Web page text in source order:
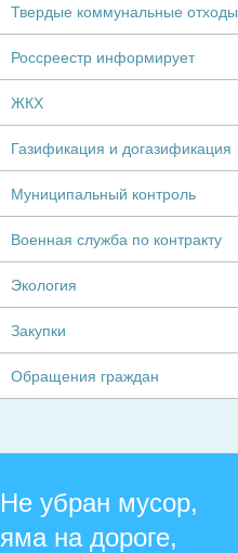
Твердые коммунальные отходы
Россреестр информирует
ЖКХ
Газификация и догазификация
Муниципальный контроль
Военная служба по контракту
Экология
Закупки
Обращения граждан
Не убран мусор,
яма на дороге,